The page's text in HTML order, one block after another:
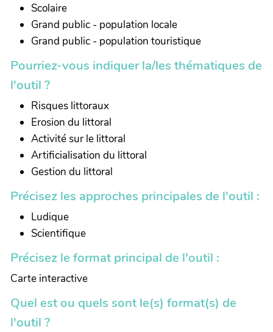
Scolaire
Grand public - population locale
Grand public - population touristique
Pourriez-vous indiquer la/les thématiques de
l'outil ?
Risques littoraux
Erosion du littoral
Activité sur le littoral
Artificialisation du littoral
Gestion du littoral
Précisez les approches principales de l'outil :
Ludique
Scientifique
Précisez le format principal de l'outil :
Carte interactive
Quel est ou quels sont le(s) format(s) de
l'outil ?